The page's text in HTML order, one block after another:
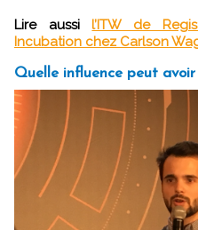
Lire aussi
l’ITW de
Incubation chez Carlson
Quelle influence peut avoir